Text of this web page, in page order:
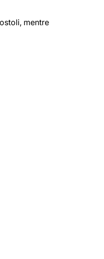
mentre